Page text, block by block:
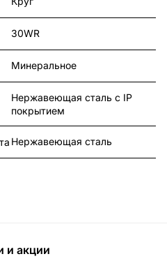
30WR
Минеральное
Нержавеющая сталь с IP
покрытием
Нержавеющая сталь
и акции